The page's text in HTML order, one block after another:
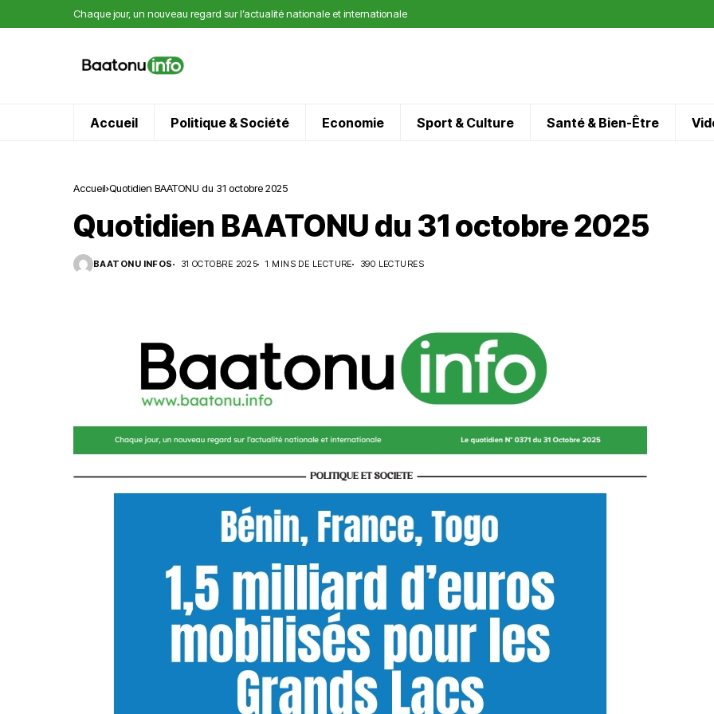
Chaque jour, un nouveau regard sur l’actualité nationale et internationale
Accueil Politique & Société Economie Sport & Culture Santé & Bien-Être
Accueil Quotidien BAATONU du 31 octobre 2025
Quotidien BAATONU du 31 octobre 2025
BAATONU INFOS 31 OCTOBRE 2025 1 MINS DE LECTURE 390 LECTURES